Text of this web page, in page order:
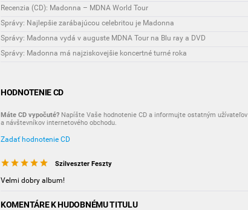
Recenzia (CD): Madonna – MDNA World Tour
Správy: Najlepšie zarábajúcou celebritou je Madonna
Správy: Madonna vydá v auguste MDNA Tour na Blu ray a DVD
Správy: Madonna má najziskovejšie koncertné turné roka
HODNOTENIE CD
Máte CD vypočuté? Napíšte Vaše hodnotenie CD a informujte ostatným užívateľov
a návštevníkov internetového obchodu.
Zadať hodnotenie CD
Szilveszter Feszty
Velmi dobry album!
KOMENTÁRE K HUDOBNÉMU TITULU